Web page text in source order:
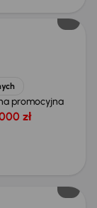
promocyjna
zł